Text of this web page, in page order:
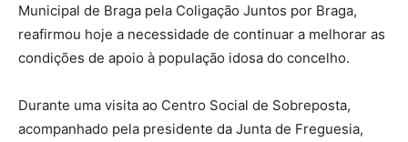
Municipal de Braga pela Coligação Juntos por Braga,
reafirmou hoje a necessidade de continuar a melhorar as
condições de apoio à população idosa do concelho.
Durante uma visita ao Centro Social de Sobreposta,
acompanhado pela presidente da Junta de Freguesia,